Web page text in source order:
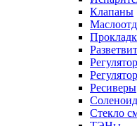
Клапаны
Ресиверы
Стекло